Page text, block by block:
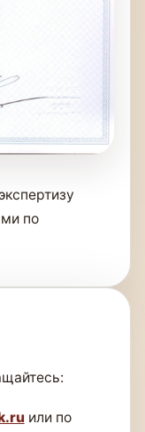
по
или по